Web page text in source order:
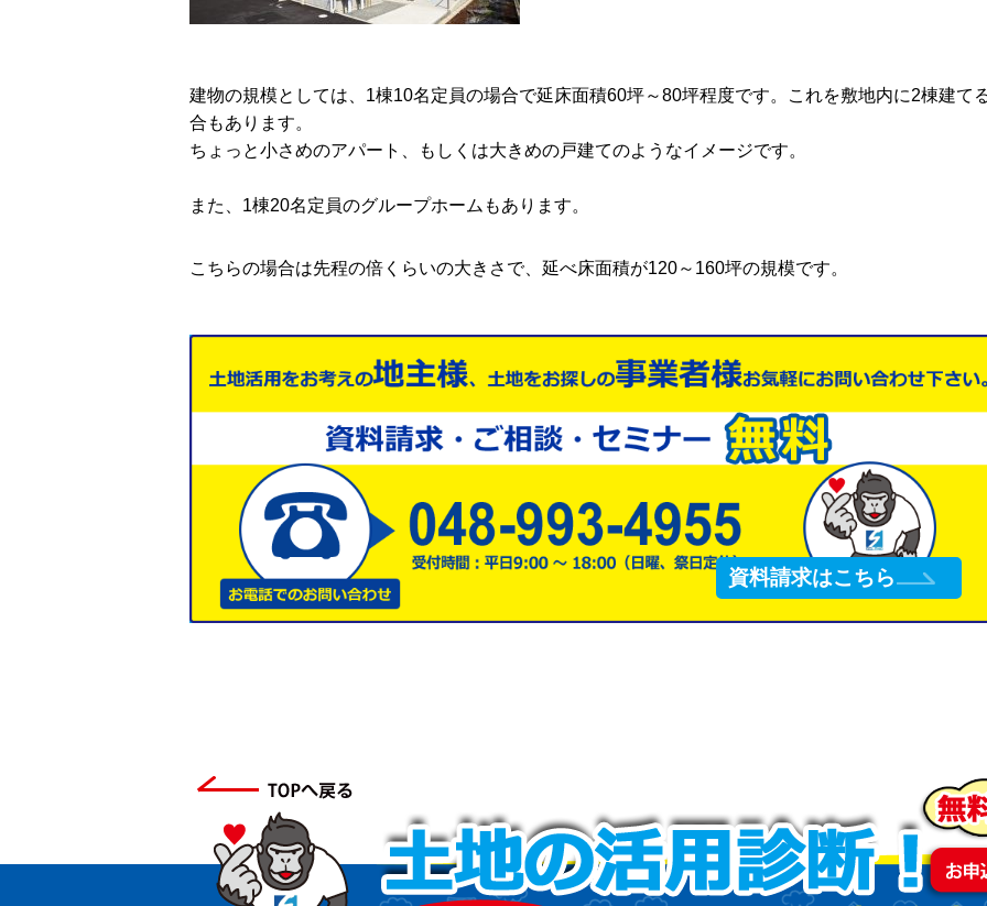
建物の規模としては、1棟10名定員の場合で延床面積60坪～80坪程度です。これを敷地内に2棟建て
合もあります。
ちょっと小さめのアパート、もしくは大きめの戸建てのようなイメージです。
また、1棟20名定員のグループホームもあります。
こちらの場合は先程の倍くらいの大きさで、延べ床面積が120～160坪の規模です。
資料請求はこちら